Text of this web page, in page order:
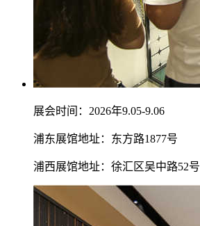
展会时间：2026年9.05-9.06
浦东展馆地址：东方路1877号
浦西展馆地址：徐汇区吴中路52号